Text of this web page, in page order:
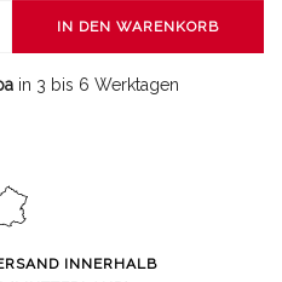
IN DEN WARENKORB
in 3 bis 6 Werktagen
INNERHALB